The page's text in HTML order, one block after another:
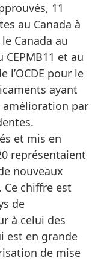
11
au Canada à
Canada au
et au
l’OCDE pour le
ayant
amélioration par
et mis en
représentaient
nouveaux
Ce chiffre est
de
à celui des
est en grande
de mise